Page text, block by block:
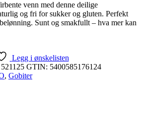
venn med denne deilige
og fri for sukker og gluten. Perfekt
Sunt og smakfullt – hva mer kan
Legg i ønskelisten
521125 GTIN: 5400585176124
, Gobiter